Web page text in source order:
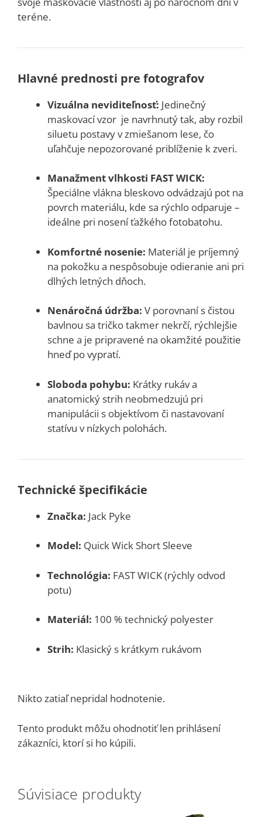
teréne.
Hlavné prednosti pre fotografov
Vizuálna neviditeľnosť: Jedinečný
maskovací vzor je navrhnutý tak, aby rozbil
siluetu postavy v zmiešanom lese, čo
uľahčuje nepozorované priblíženie k zveri.
Manažment vlhkosti FAST WICK:
Špeciálne vlákna bleskovo odvádzajú pot na
povrch materiálu, kde sa rýchlo odparuje –
ideálne pri nosení ťažkého fotobatohu.
Komfortné nosenie: Materiál je príjemný
na pokožku a nespôsobuje odieranie ani pri
dlhých letných dňoch.
Nenáročná údržba: V porovnaní s čistou
bavlnou sa tričko takmer nekrčí, rýchlejšie
schne a je pripravené na okamžité použitie
hneď po vypratí.
Sloboda pohybu: Krátky rukáv a
anatomický strih neobmedzujú pri
manipulácii s objektívom či nastavovaní
statívu v nízkych polohách.
Technické špecifikácie
Značka: Jack Pyke
Model: Quick Wick Short Sleeve
Technológia: FAST WICK (rýchly odvod
potu)
Materiál: 100 % technický polyester
Strih: Klasický s krátkym rukávom
Nikto zatiaľ nepridal hodnotenie.
Tento produkt môžu ohodnotiť len prihlásení
zákazníci, ktorí si ho kúpili.
Súvisiace produkty